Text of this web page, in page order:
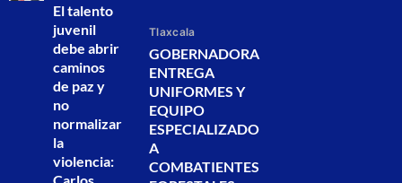
El talento
juvenil
debe abrir
caminos
de paz y
no
normalizar
la
violencia:
Carlos
Tlaxcala
GOBERNADORA
ENTREGA
UNIFORMES Y
EQUIPO
ESPECIALIZADO
A
COMBATIENTES